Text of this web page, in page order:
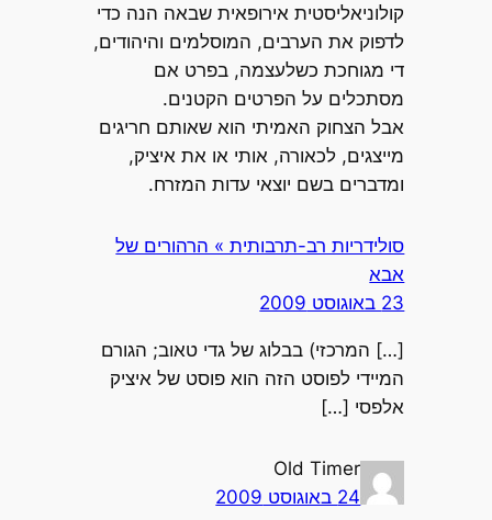
קולוניאליסטית אירופאית שבאה הנה כדי
לדפוק את הערבים, המוסלמים והיהודים,
די מגוחכת כשלעצמה, בפרט אם
מסתכלים על הפרטים הקטנים.
אבל הצחוק האמיתי הוא שאותם חריגים
מייצגים, לכאורה, אותי או את איציק,
ומדברים בשם יוצאי עדות המזרח.
סולידריות רב-תרבותית » הרהורים של
אבא
[…] המרכזי) בבלוג של גדי טאוב; הגורם
המיידי לפוסט הזה הוא פוסט של איציק
אלפסי […]
Old Timer
24 באוגוסט 2009